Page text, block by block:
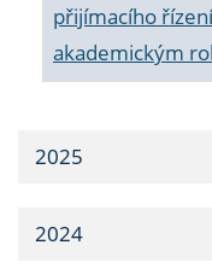
přijímacího
akademickým
2025
2024